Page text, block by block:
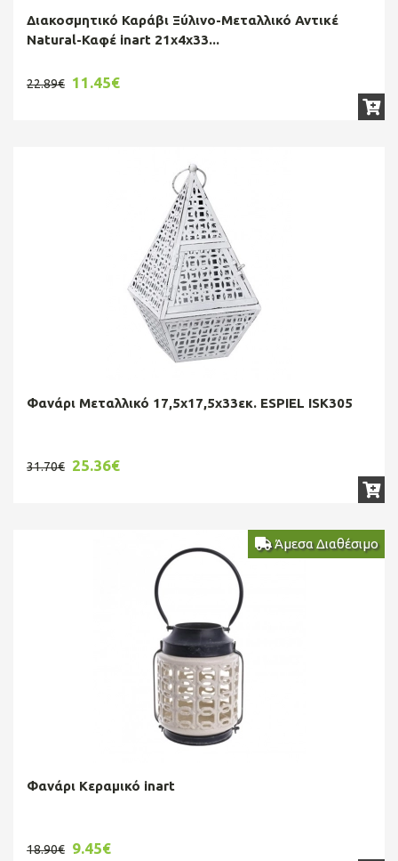
Διακοσμητικό Καράβι Ξύλινο-Μεταλλικό Αντικέ
Natural-Καφέ inart 21x4x33...
22.89€ 11.45€
Φανάρι Μεταλλικό 17,5x17,5x33εκ. ESPIEL ISK305
31.70€ 25.36€
Άμεσα Διαθέσιμο
Φανάρι Κεραμικό inart
18.90€ 9.45€